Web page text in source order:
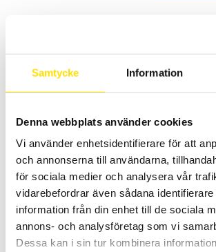
Samtycke Information
Denna webbplats använder cookies
Vi använder enhetsidentifierare för att
och annonserna till användarna,
för sociala medier och analysera vår
vidarebefordrar även sådana
information från din enhet till de sociala
annons- och analysföretag som vi
Dessa kan i sin tur kombinera
Fujifilm PRESCALE tryckkänslig
Fujifilm Prescale är en tryckkänslig film för
rödskala se hur trycket fördelar sig